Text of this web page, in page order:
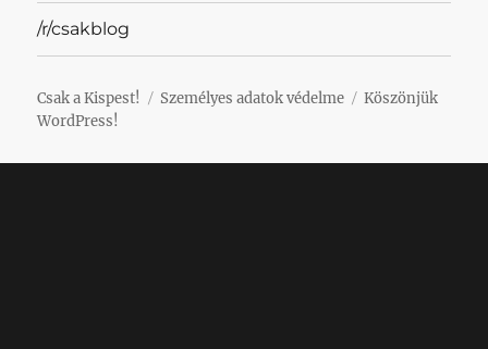
/r/csakblog
Csak a Kispest! Személyes adatok védelme
Köszönjük
WordPress!